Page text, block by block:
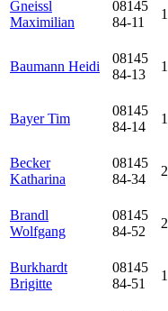
Gneissl
Maximilian
08145
84-11
Baumann Heidi
08145
84-13
Bayer Tim
08145
84-14
Becker
Katharina
08145
84-34
Brandl
Wolfgang
08145
84-52
Burkhardt
Brigitte
08145
84-51